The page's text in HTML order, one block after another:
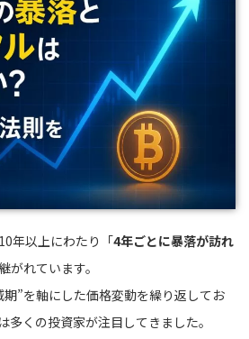
年以上にわたり「4年ごとに暴落が訪れ
がれています。
”を軸にした価格変動を繰り返してお
多くの投資家が注目してきました。